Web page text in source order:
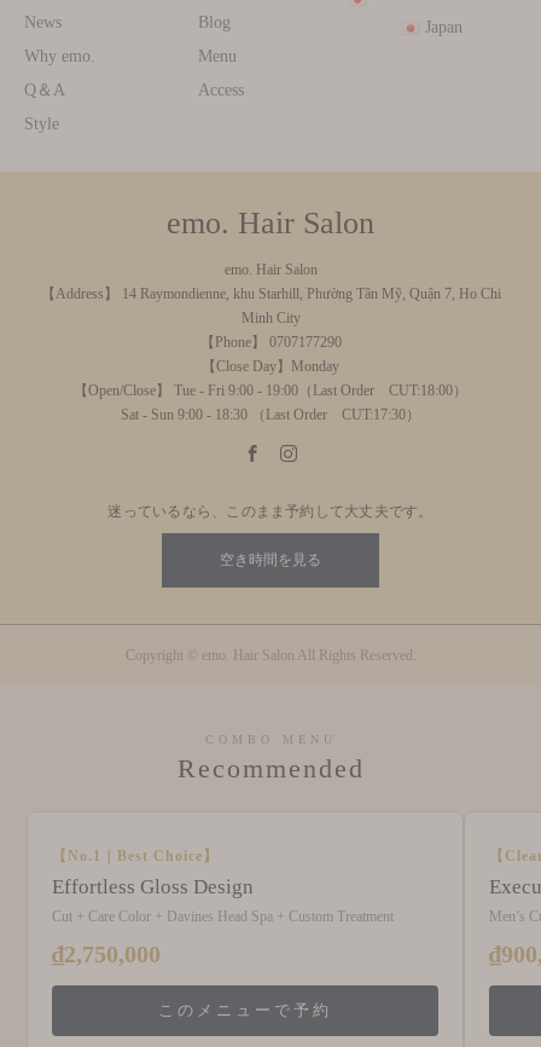
News
Why emo.
Q＆A
Style
Blog
Menu
Access
Japan
emo. Hair Salon
emo. Hair Salon
【Address】 14 Raymondienne, khu Starhill, Phường Tân Mỹ, Quận 7, Ho Chi
Minh City
【Phone】 0707177290
【Close Day】Monday
【Open/Close】 Tue - Fri 9:00 - 19:00（Last Order CUT:18:00）
Sat - Sun 9:00 - 18:30 （Last Order CUT:17:30）
迷っているなら、このまま予約して大丈夫です。
空き時間を見る
Copyright © emo. Hair Salon All Rights Reserved.
COMBO MENU
Recommended
【No.1｜Best Choice】
Effortless Gloss Design
Cut + Care Color + Davines Head Spa + Custom Treatment
₫2,750,000
このメニューで予約
【
Men’s